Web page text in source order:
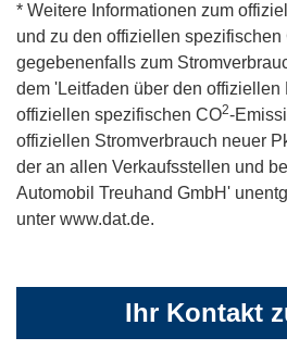
* Weitere Informationen zum
und zu den offiziellen spezifischen
gegebenenfalls zum
dem 'Leitfaden über den offiziellen
offiziellen spezifischen CO2-
offiziellen Stromverbrauch neuer
der an allen Verkaufsstellen und
Automobil Treuhand GmbH'
unter www.dat.de.
Ihr Kontakt